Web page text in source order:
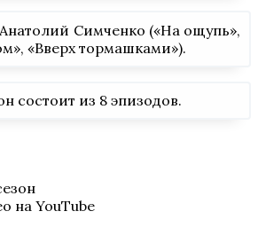
Симченко («На ощупь»,
«Вверх тормашками»).
состоит из 8 эпизодов.
на YouTube